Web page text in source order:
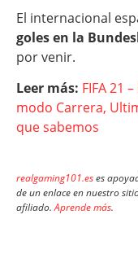
El internacional
goles en la
por venir.
Leer más: FIFA 21
modo Carrera,
que sabemos
realgaming101.eses
de un enlace en nuestro
afiliado.Aprende más.